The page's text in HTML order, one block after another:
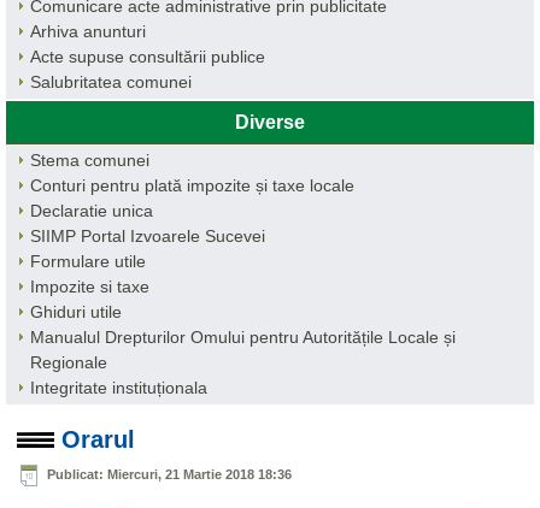
Comunicare acte administrative prin publicitate
Arhiva anunturi
Acte supuse consultării publice
Salubritatea comunei
Diverse
Stema comunei
Conturi pentru plată impozite și taxe locale
Declaratie unica
SIIMP Portal Izvoarele Sucevei
Formulare utile
Impozite si taxe
Ghiduri utile
Manualul Drepturilor Omului pentru Autoritățile Locale și
Regionale
Integritate instituționala
Orarul
Publicat: Miercuri, 21 Martie 2018 18:36